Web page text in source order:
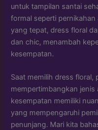
untuk tampilan santai
formal seperti
yang tepat, dress floral
dan chic, menambah
kesempatan.
Saat memilih dress floral,
mempertimbangkan jenis
kesempatan memiliki
yang mempengaruhi
penunjang. Mari kita